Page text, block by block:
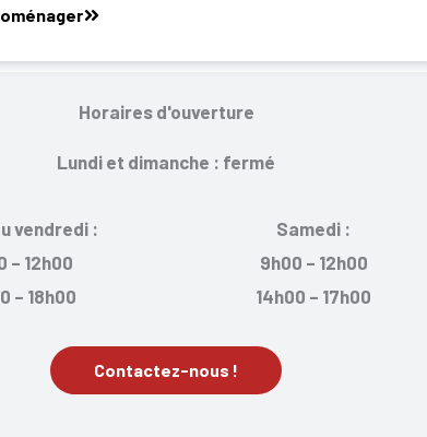
Horaires d'ouverture
Lundi et dimanche : fermé
vendredi :
– 12h00
– 18h00
Samedi :
9h00 – 12h00
14h00 – 17h00
Contactez-nous !